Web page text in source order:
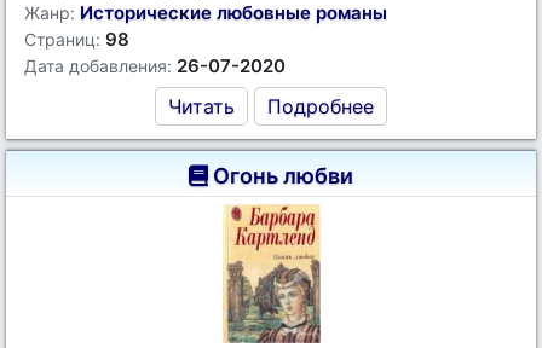
Жанр: Исторические любовные романы
Страниц: 98
Дата добавления: 26-07-2020
Читать Подробнее
Огонь любви